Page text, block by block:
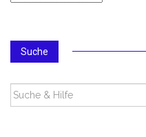
Suche
SUCHEN
NACH: